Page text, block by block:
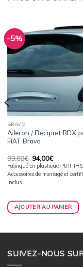
-5%
BRAVO
Aileron / Becquet RDX
FIAT Bravo
99,00€ Le
prix
initial
était :
94,00€Le
prix
actuel
est :
Fabriqué en plastique PUR-
Accessoires de montage et
inclus.
AJOUTER AU PANIER
SUIVEZ-NOUS